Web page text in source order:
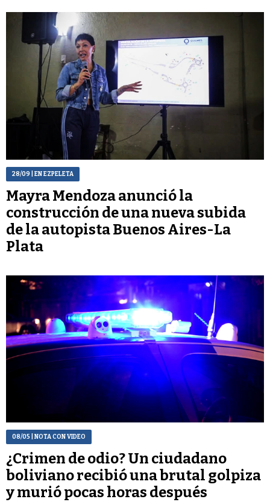
28/09 | EN EZPELETA
Mayra Mendoza anunció la
construcción de una nueva subida
de la autopista Buenos Aires-La
Plata
08/05 | NOTA CON VIDEO
¿Crimen de odio? Un ciudadano
boliviano recibió una brutal golpiza
y murió pocas horas después